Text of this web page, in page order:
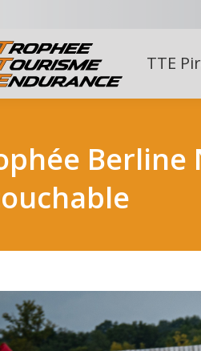
TTE
Berline